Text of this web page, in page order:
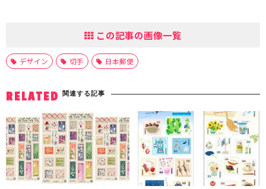
この記事の画像一覧
デザイン 切手 日本郵便
RELATED 関連する記事